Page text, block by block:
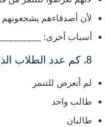
لأن أصدقاءهم يشجعونهم
أسباب أخرى:
8. كم عدد الطلاب الذين تنمروا عليك؟
لم أتعرض للتنمر
طالب واحد
طالبان